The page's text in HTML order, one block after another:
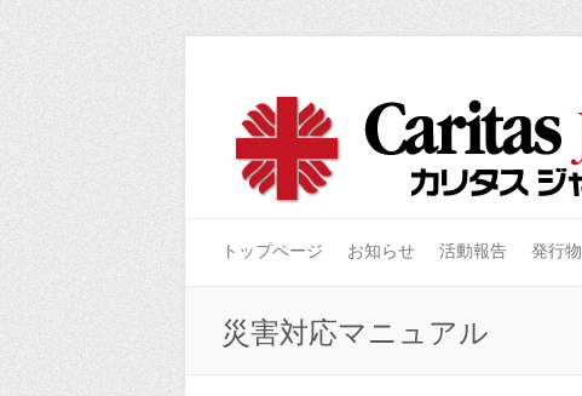
トップページ お知らせ 活動報告 発行物
災害対応マニュアル